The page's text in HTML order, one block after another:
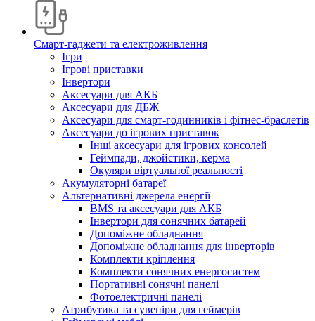
Смарт-гаджети та електроживлення
Ігри
Ігрові приставки
Інвертори
Аксесуари для АКБ
Аксесуари для ДБЖ
Аксесуари для смарт-годинників і фітнес-браслетів
Аксесуари до ігрових приставок
Інші аксесуари для ігрових консолей
Геймпади, джойстики, керма
Окуляри віртуальної реальності
Акумуляторні батареї
Альтернативні джерела енергії
BMS та аксесуари для АКБ
Інвертори для сонячних батарей
Допоміжне обладнання
Допоміжне обладнання для інверторів
Комплекти кріплення
Комплекти сонячних енергосистем
Портативні сонячні панелі
Фотоелектричні панелі
Атрибутика та сувеніри для геймерів